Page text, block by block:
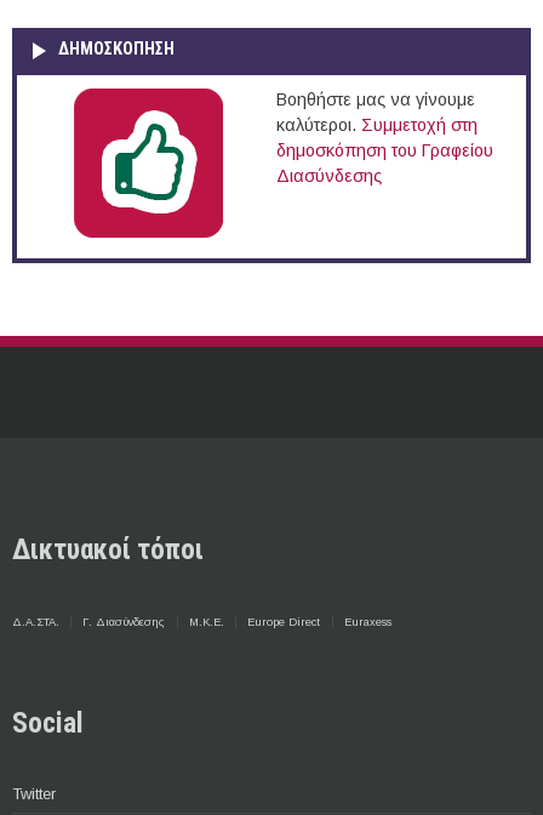
ΔΗΜΟΣΚΌΠΗΣΗ
Βοηθήστε μας να γίνουμε
καλύτεροι. Συμμετοχή στη
δημοσκόπηση του Γραφείου
Διασύνδεσης
Δικτυακοί τόποι
Δ.Α.ΣΤΑ. Γ. Διασύνδεσης Μ.Κ.Ε. Europe Direct Euraxess
Social
Twitter